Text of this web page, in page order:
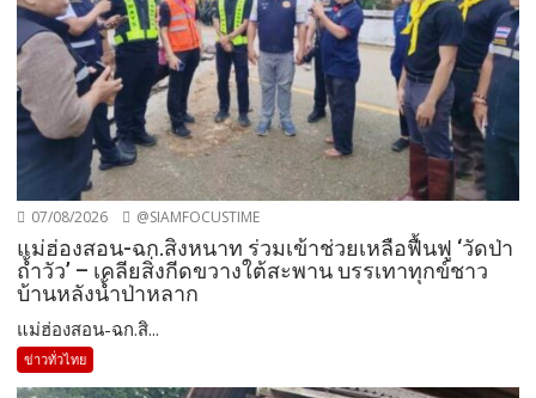
07/08/2026 @SIAMFOCUSTIME
แม่ฮ่องสอน-ฉก.สิงหนาท ร่วมเข้าช่วยเหลือฟื้นฟู ‘วัดป่า
ถ้ำวัว’ – เคลียสิ่งกีดขวางใต้สะพาน บรรเทาทุกข์ชาว
บ้านหลังน้ำป่าหลาก
แม่ฮ่องสอน-ฉก.สิ...
ข่าวทั่วไทย